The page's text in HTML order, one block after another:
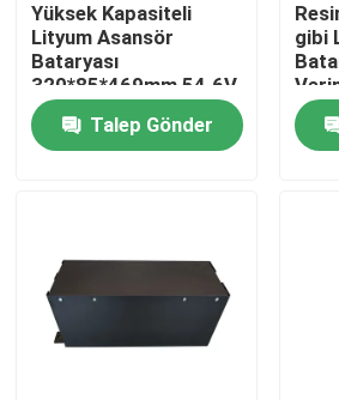
Ev
Hakkımızda
Yüksek Kapasiteli
Lityum Asansör
Bataryası
320*85*469mm 54.6V
Uzun ömür
Talep Gönder
gibi